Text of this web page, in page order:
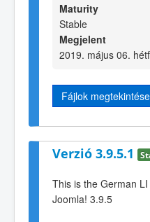
Maturity
Stable
Megjelent
2019. május 06.
Fájlok megtekintése
Verzió 3.9.5.1
This is the German
Joomla! 3.9.5